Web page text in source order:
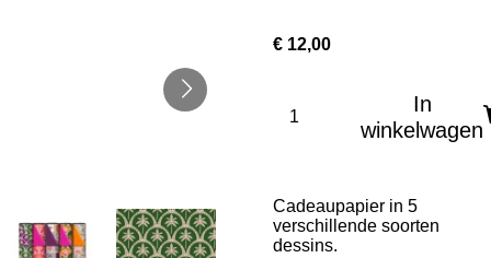
€ 12,00
In
winkelwagen
Cadeaupapier in 5
verschillende soorten
dessins.